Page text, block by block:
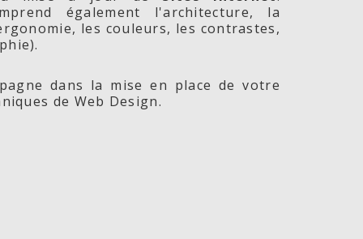
également l'architecture, la
les couleurs, les contrastes,
dans la mise en place de votre
de Web Design.